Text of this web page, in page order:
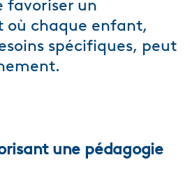
favoriser un
où chaque enfant,
spécifiques, peut
une pédagogie